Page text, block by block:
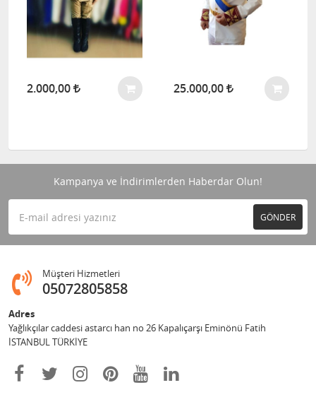
2.000,00 25.000,00
Kampanya ve İndirimlerden Haberdar Olun!
GÖNDER
Müşteri Hizmetleri
05072805858
Adres
Yağlıkçılar caddesi astarcı han no 26 Kapalıçarşı Eminönü Fatih
İSTANBUL TÜRKİYE